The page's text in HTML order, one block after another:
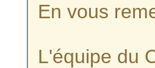
En vous
L'équipe du